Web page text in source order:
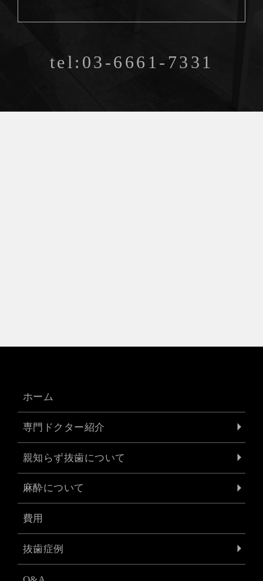
tel:03-6661-7331
ホーム
専門ドクター紹介
親知らず抜歯について
麻酔について
費用
抜歯症例